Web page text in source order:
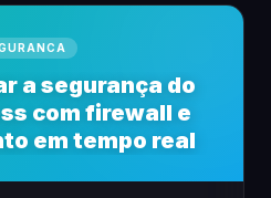
a segurança do
com firewall e
em tempo real